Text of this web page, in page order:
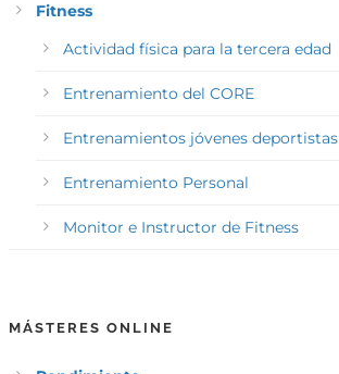
Fitness
Actividad física para la tercera edad
Entrenamiento del CORE
Entrenamientos jóvenes deportistas
Entrenamiento Personal
Monitor e Instructor de Fitness
MÁSTERES ONLINE